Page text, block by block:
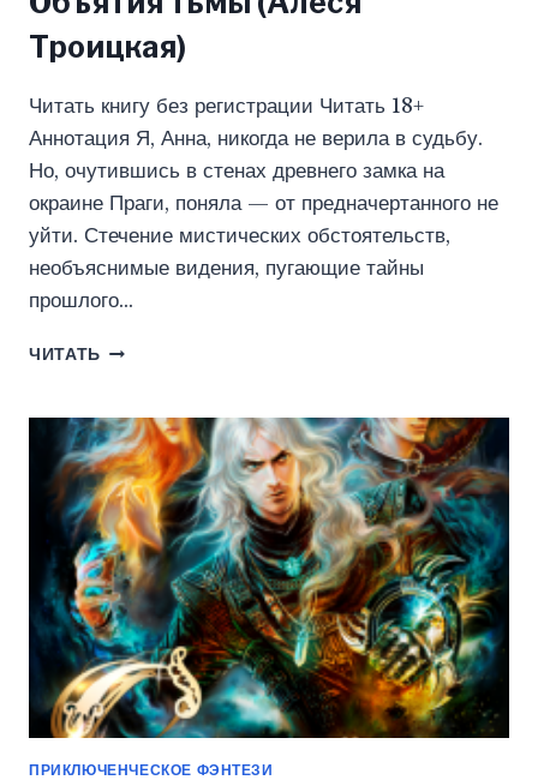
Троицкая)
Читать книгу без регистрации Читать 18+
Аннотация Я, Анна, никогда не верила в судьбу.
Но, очутившись в стенах древнего замка на
окраине Праги, поняла — от предначертанного не
уйти. Стечение мистических обстоятельств,
необъяснимые видения, пугающие тайны
прошлого…
ЧИТАТЬ ОБЪЯТИЯ
ТРОИЦКАЯ)
ПРИКЛЮЧЕНЧЕСКОЕ ФЭНТЕЗИ